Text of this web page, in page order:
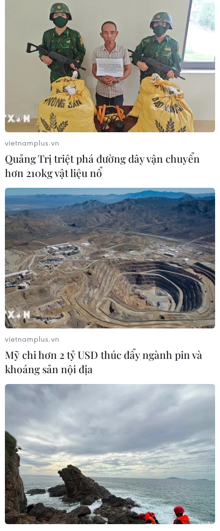
TIN CÙNG CHUYÊN MỤC
Grab bị phạt 1,36 tỷ đồng do vi phạm
quy định bảo vệ quyền lợi người tiêu
dùng
08/08/2026 04:15
Naver và NVIDIA tăng tốc xây dựng
“Nhà máy AI,” hướng tới doanh thu
từ năm 2027
07/08/2026 13:01
Sân chơi học đường giúp học sinh
rèn kỹ năng sống qua từng bước
Thưởng vượt kế hoạch: động lực còn
thiếu cho doanh nghiệp dẫn dắt
07/08/2026 04:01
Hãng BMW bắt đầu sản xuất hàng
vietnamplus.vn
Quảng Trị triệt phá đường dây vận chuyển
hơn 210kg vật liệu nổ
vietnamplus.vn
Mỹ chi hơn 2 tỷ USD thúc đẩy ngành pin và
khoáng sản nội địa